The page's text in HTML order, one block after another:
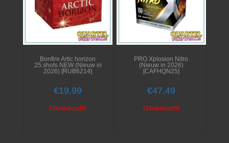
Bonfire Artic horizon
25.shots NEW (Nieuw in
2026) [RUB6214]
€19,99
Uitverkocht
PRO Xplosion Nitro
(Nieuw in 2026)
[CAFHQN25]
€47,49
Uitverkocht